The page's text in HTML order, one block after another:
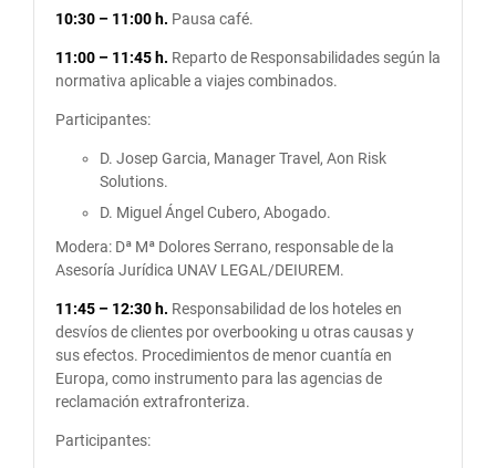
10:30 – 11:00 h. Pausa café.
11:00 – 11:45 h. Reparto de Responsabilidades según la
normativa aplicable a viajes combinados.
Participantes:
D. Josep Garcia, Manager Travel, Aon Risk
Solutions.
D. Miguel Ángel Cubero, Abogado.
Modera: Dª Mª Dolores Serrano, responsable de la
Asesoría Jurídica UNAV LEGAL/DEIUREM.
11:45 – 12:30 h. Responsabilidad de los hoteles en
desvíos de clientes por overbooking u otras causas y
sus efectos. Procedimientos de menor cuantía en
Europa, como instrumento para las agencias de
reclamación extrafronteriza.
Participantes: